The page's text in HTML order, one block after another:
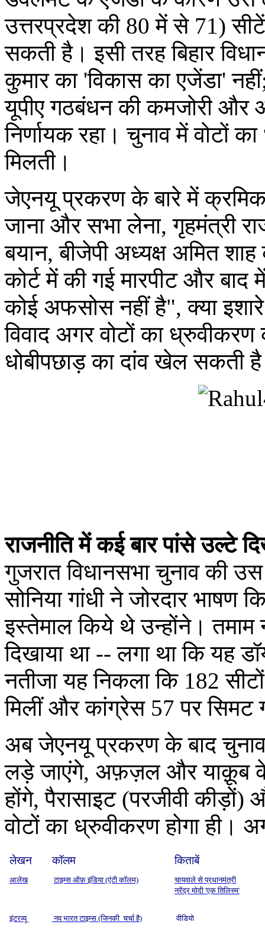
उत्तरप्रदेश की 80 में से 71) सीटें
सकती है। इसी तरह बिहार
कुमार का 'विकास का एजेंडा'
यूपीए गठबंधन की कमजोरी और
निर्णायक रहा। चुनाव में वोटों
मिलती।
जेएनयू प्रकरण के बारे में
जाना और सभा लेना, गृहमंत्री
बयान, बीजेपी अध्यक्ष अमित शाह
कोर्ट में की गई मारपीट और
कोई अफसोस नहीं है", क्या
विवाद अगर वोटों का
धोबीपछाड़ का दांव खेल सकती
राजनीति में कई बार पांसे उल्टे
गुजरात विधानसभा चुनाव की
सोनिया गांधी ने जोरदार भाषण
इस्तेमाल किये थे उन्होंने।
दिखाया था -- लगा था कि यह
नतीजा यह निकला कि 182
मिलीं और कांग्रेस 57 पर सिमट
अब जेएनयू प्रकरण के बाद
लड़े जाएंगे, अफ़ज़ल और याक़ूब
होंगे, पैरासाइट (परजीवी
वोटों का ध्रुवीकरण होगा ही।
लेखन कॉलम किताबें
आलेख टाइम्स ऑफ़ इंडिया (एंटी कॉलम)
चायवाले से प्रधानमंत्री
नरेंद्र मोदी 'एक तिलिस्म'
इंटरव्यू नव भारत टाइम्स (जिनकी चर्चा है) वीडियो